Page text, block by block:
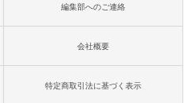
編集部へのご連絡
会社概要
特定商取引法に基づく表示